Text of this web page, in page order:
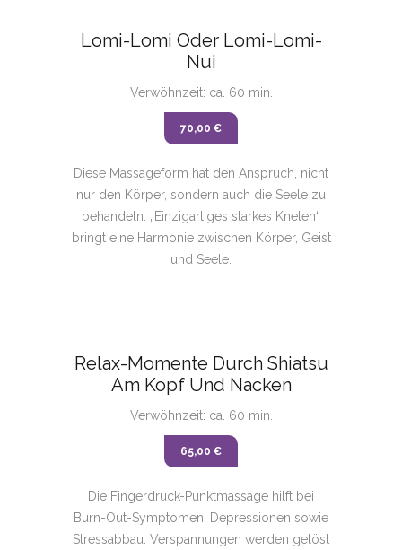
Lomi-Lomi Oder Lomi-Lomi-
Nui
Verwöhnzeit: ca. 60 min.
70,00 €
Diese Massageform hat den Anspruch, nicht
nur den Körper, sondern auch die Seele zu
behandeln. „Einzigartiges starkes Kneten“
bringt eine Harmonie zwischen Körper, Geist
und Seele.
Relax-Momente Durch Shiatsu
Am Kopf Und Nacken
Verwöhnzeit: ca. 60 min.
65,00 €
Die Fingerdruck-Punktmassage hilft bei
Burn-Out-Symptomen, Depressionen sowie
Stressabbau. Verspannungen werden gelöst